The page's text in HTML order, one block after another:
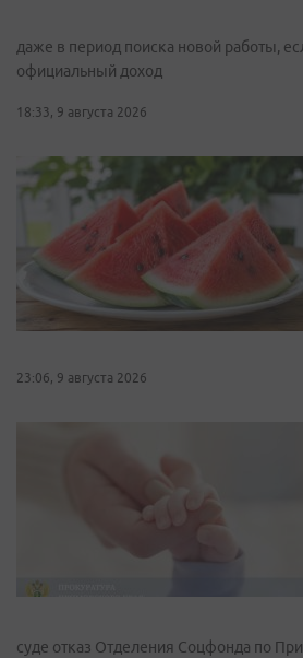
даже в период поиска новой работы,
официальный доход
18:33, 9 августа 2026
23:06, 9 августа 2026
суде отказ Отделения Соцфонда по